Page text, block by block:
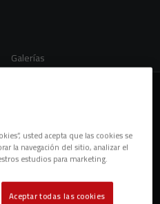
Galerías
usted acepta que las cookies se
la navegación del sitio, analizar el
estudios para marketing.
Aceptar todas las cookies